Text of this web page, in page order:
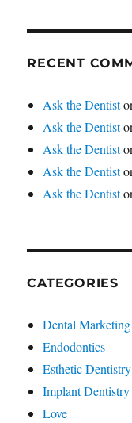
RECENT
Ask the Dentist
Ask the Dentist
Ask the Dentist
Ask the Dentist
Ask the Dentist
CATEGORIES
Dental Marketing
Endodontics
Esthetic Dentistry
Implant Dentistry
Love